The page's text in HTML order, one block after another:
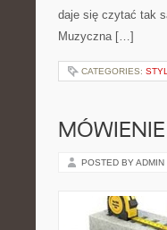
daje się czytać tak
Muzyczna […]
CATEGORIES:
POSTED BY ADMIN